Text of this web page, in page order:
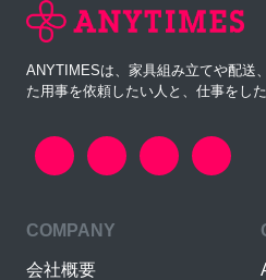
ANYTIMESは、家具組み立てや配送
た用事を依頼したい人と、仕事をし
COMPANY
会社概要